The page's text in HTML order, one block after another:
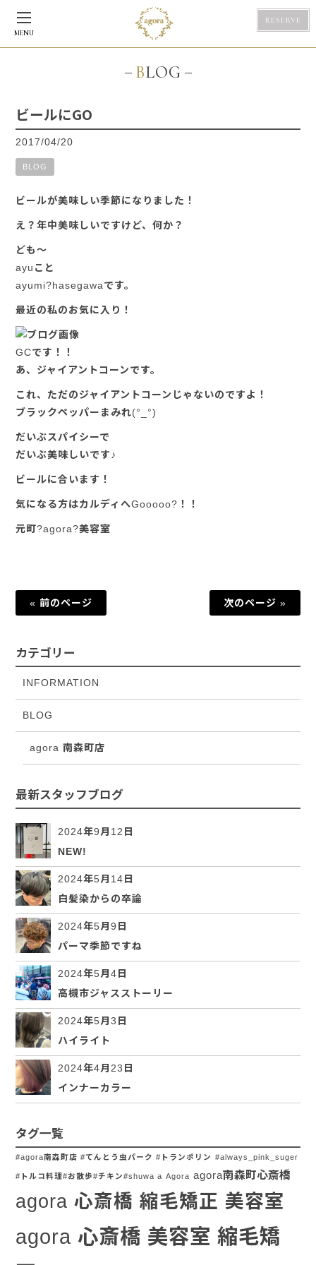
MENU
RESERVE
BLOG
ビールにGO
2017/04/20
BLOG
ビールが美味しい季節になりました！
え？年中美味しいですけど、何か？
ども～
ayuこと
ayumi?hasegawaです。
最近の私のお気に入り！
GCです！！
あ、ジャイアントコーンです。
これ、ただのジャイアントコーンじゃないのですよ！
ブラックペッパーまみれ(°_°)
だいぶスパイシーで
だいぶ美味しいです♪
ビールに合います！
気になる方はカルディへGooooo?！！
元町?agora?美容室
« 前のページ 次のページ »
カテゴリー
INFORMATION
BLOG
agora 南森町店
最新スタッフブログ
2024年9月12日
NEW!
2024年5月14日
白髪染からの卒論
2024年5月9日
パーマ季節ですね
2024年5月4日
高槻市ジャスストーリー
2024年5月3日
ハイライト
2024年4月23日
インナーカラー
タグ一覧
#agora南森町店 #てんとう虫パーク #トランポリン #always_pink_suger
#トルコ料理#お散歩#チキン#shuwa a Agora agora南森町心斎橋
agora 心斎橋 縮毛矯正 美容室
agora 心斎橋 美容室 縮毛矯